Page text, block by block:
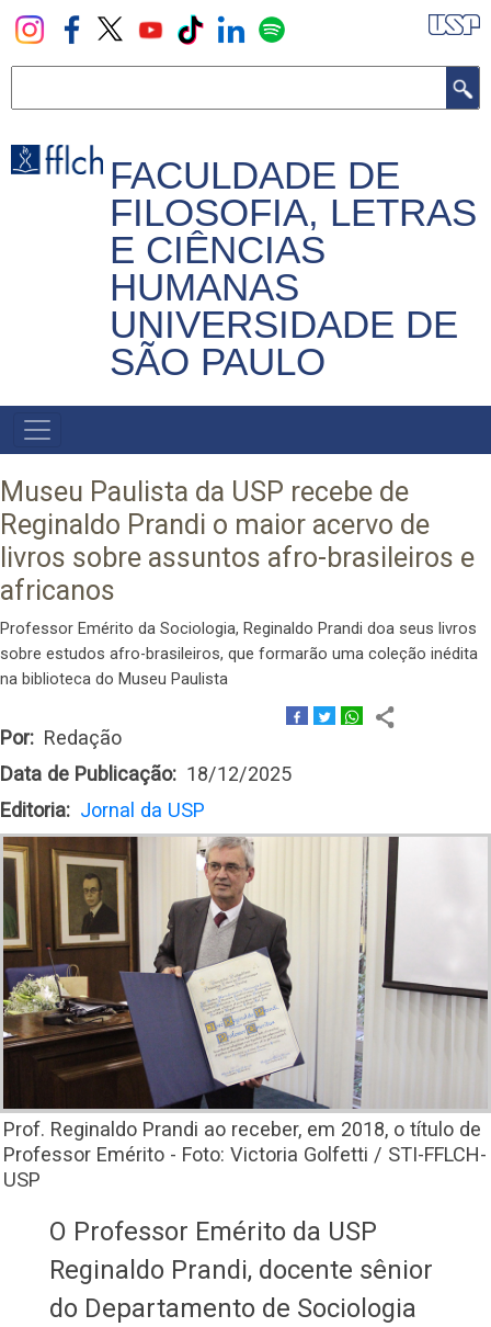
Pular
para
principal
FACULDADE DE
FILOSOFIA, LETRAS
E CIÊNCIAS
HUMANAS
UNIVERSIDADE DE
SÃO PAULO
NAVEGADOR
PRINCIPAL
Museu Paulista da USP recebe de
Reginaldo Prandi o maior acervo de
livros sobre assuntos afro-brasileiros e
africanos
Professor Emérito da Sociologia, Reginaldo Prandi doa seus livros
sobre estudos afro-brasileiros, que formarão uma coleção inédita
na biblioteca do Museu Paulista
Por
Redação
Data de Publicação
18/12/2025
Editoria
Jornal da USP
Prof. Reginaldo Prandi ao receber, em 2018, o título de
Professor Emérito - Foto: Victoria Golfetti / STI-FFLCH-
USP
O Professor Emérito da USP
Reginaldo Prandi, docente sênior
do Departamento de Sociologia